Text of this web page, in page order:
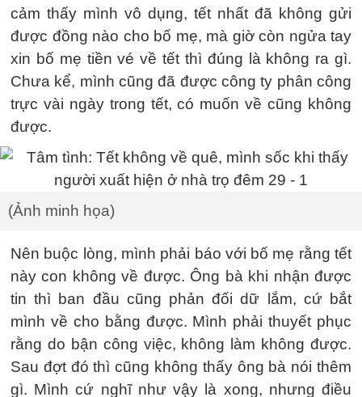
cảm thấy mình vô dụng, tết nhất đã không gửi
được đồng nào cho bố mẹ, mà giờ còn ngửa tay
xin bố mẹ tiền vé về tết thì đúng là không ra gì.
Chưa kể, mình cũng đã được công ty phân công
trực vài ngày trong tết, có muốn về cũng không
được.
(Ảnh minh họa)
Nên buộc lòng, mình phải báo với bố mẹ rằng tết
này con không về được. Ông bà khi nhận được
tin thì ban đầu cũng phản đối dữ lắm, cứ bắt
mình về cho bằng được. Mình phải thuyết phục
rằng do bận công việc, không làm không được.
Sau đợt đó thì cũng không thấy ông bà nói thêm
gì. Mình cứ nghĩ như vậy là xong, nhưng điều